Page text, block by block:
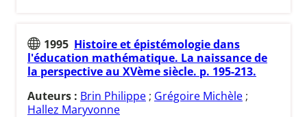
1995 Histoire et épistémologie dans
l'éducation mathématique. La naissance de
la perspective au XVème siècle. p. 195-213.
Auteurs : Brin Philippe; Grégoire Michèle;
Hallez Maryvonne